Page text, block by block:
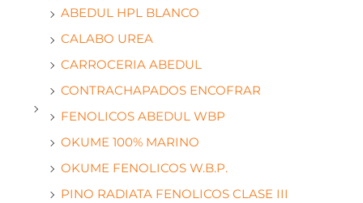
ABEDUL HPL BLANCO
CALABO UREA
CARROCERIA ABEDUL
CONTRACHAPADOS ENCOFRAR
FENOLICOS ABEDUL WBP
OKUME 100% MARINO
OKUME FENOLICOS W.B.P.
PINO RADIATA FENOLICOS CLASE III